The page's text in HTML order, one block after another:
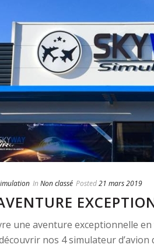
In Non classé Posted21 mars 2019
une aventure exceptionnelle en
nos 4 simulateur